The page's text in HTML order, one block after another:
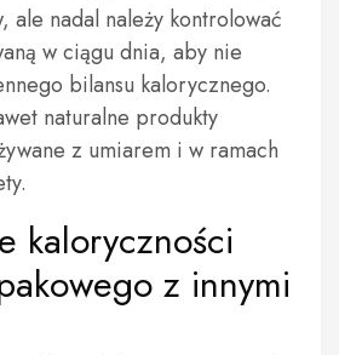
ale nadal należy kontrolować
w ciągu dnia, aby nie
bilansu kalorycznego.
naturalne produkty
z umiarem i w ramach
kaloryczności
z innymi